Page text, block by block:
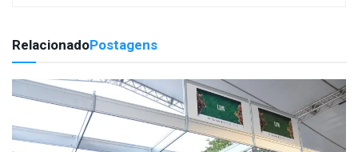
RelacionadoPostagens